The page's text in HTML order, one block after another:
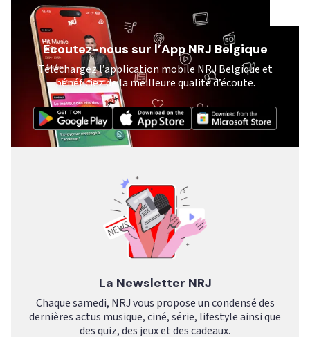
Ecoutez-nous sur l’App NRJ Belgique
Téléchargez l’application mobile NRJ Belgique et
bénéficiez de la meilleure qualité d’écoute.
La Newsletter NRJ
Chaque samedi, NRJ vous propose un condensé des
dernières actus musique, ciné, série, lifestyle ainsi que
des quiz, des jeux et des cadeaux.